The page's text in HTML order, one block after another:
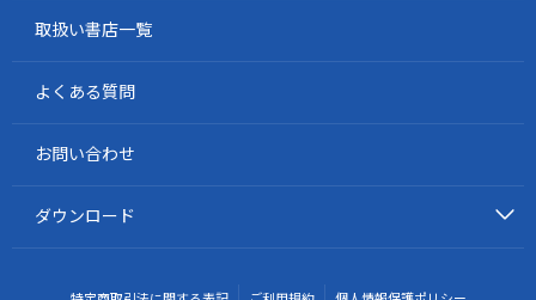
第5編 法規
第2章 建設業法
第2節 建設業の許可
取扱い書店一覧
よくある質問
お問い合わせ
ダウンロード